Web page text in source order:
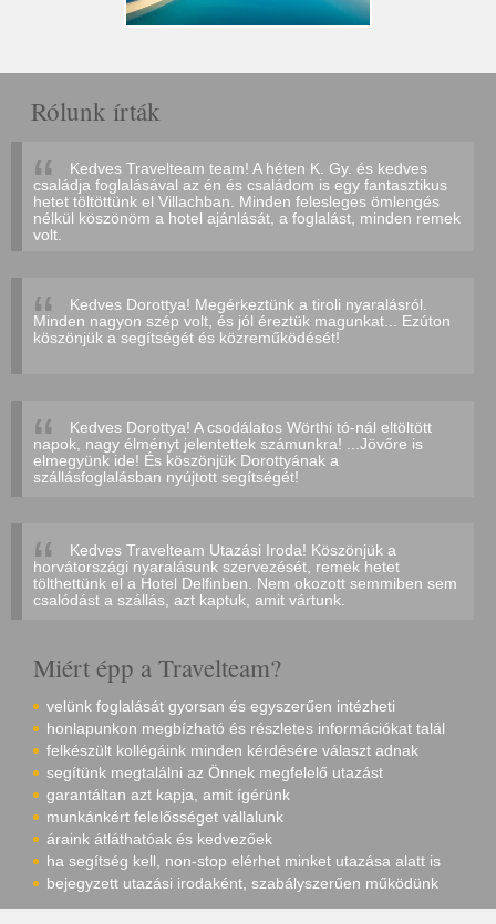
Rólunk írták
Kedves Travelteam team! A héten K. Gy. és kedves
családja foglalásával az én és családom is egy fantasztikus
hetet töltöttünk el Villachban. Minden felesleges ömlengés
nélkül köszönöm a hotel ajánlását, a foglalást, minden remek
volt.
Kedves Dorottya! Megérkeztünk a tiroli nyaralásról.
Minden nagyon szép volt, és jól éreztük magunkat... Ezúton
köszönjük a segítségét és közreműködését!
Kedves Dorottya! A csodálatos Wörthi tó-nál eltöltött
napok, nagy élményt jelentettek számunkra! ...Jövőre is
elmegyünk ide! És köszönjük Dorottyának a
szállásfoglalásban nyújtott segítségét!
Kedves Travelteam Utazási Iroda! Köszönjük a
horvátországi nyaralásunk szervezését, remek hetet
tölthettünk el a Hotel Delfinben. Nem okozott semmiben sem
csalódást a szállás, azt kaptuk, amit vártunk.
Miért épp a Travelteam?
velünk foglalását gyorsan és egyszerűen intézheti
honlapunkon megbízható és részletes információkat talál
felkészült kollégáink minden kérdésére választ adnak
segítünk megtalálni az Önnek megfelelő utazást
garantáltan azt kapja, amit ígérünk
munkánkért felelősséget vállalunk
áraink átláthatóak és kedvezőek
ha segítség kell, non-stop elérhet minket utazása alatt is
bejegyzett utazási irodaként, szabályszerűen működünk